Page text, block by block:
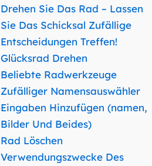
Drehen Sie Das Rad – Lassen
Sie Das Schicksal Zufällige
Entscheidungen Treffen!
Glücksrad Drehen
Beliebte Radwerkzeuge
Zufälliger Namensauswähler
Eingaben Hinzufügen (namen,
Bilder Und Beides)
Rad Löschen
Verwendungszwecke Des